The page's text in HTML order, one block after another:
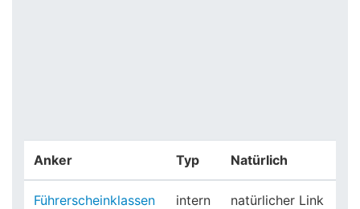
Anker Typ Natürlich
Führerscheinklassen intern natürlicher Link